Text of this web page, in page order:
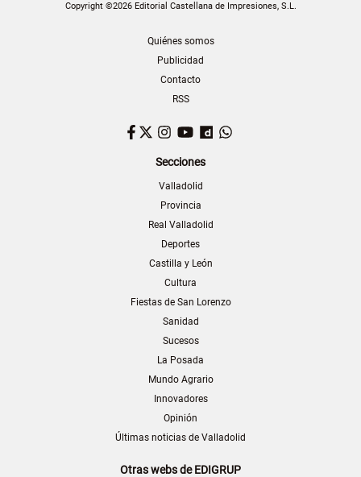
Copyright ©2026 Editorial Castellana de Impresiones, S.L.
Quiénes somos
Publicidad
Contacto
RSS
Facebook
TwitterInstagram
YouTubeDailymotion
Secciones
Valladolid
Provincia
Real Valladolid
Deportes
Castilla y León
Cultura
Fiestas de San Lorenzo
Sanidad
Sucesos
La Posada
Mundo Agrario
Innovadores
Opinión
Últimas noticias de Valladolid
Otras webs de EDIGRUP